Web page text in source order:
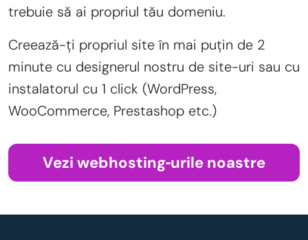
trebuie să ai propriul tău domeniu.
Creează-ți propriul site în mai puțin de 2
minute cu designerul nostru de site-uri sau cu
instalatorul cu 1 click (WordPress,
WooCommerce, Prestashop etc.)
Vezi webhosting‑urile noastre